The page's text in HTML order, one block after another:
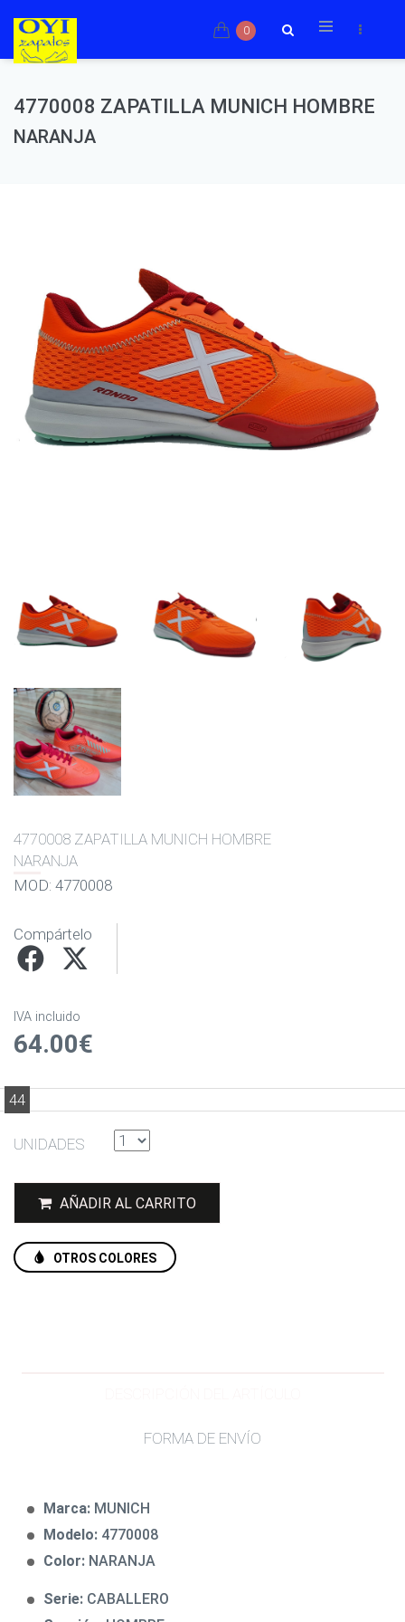
0
4770008 ZAPATILLA MUNICH HOMBRE
NARANJA
4770008 ZAPATILLA MUNICH HOMBRE
NARANJA
MOD: 4770008
Compártelo
IVA incluido
64.00€
44
UNIDADES
AÑADIR AL CARRITO
OTROS COLORES
FORMA DE ENVÍO
Marca: MUNICH
Modelo: 4770008
Color: NARANJA
Serie: CABALLERO